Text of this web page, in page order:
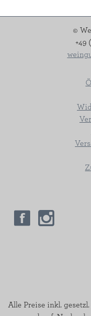
©
+49
Alle Preise inkl.